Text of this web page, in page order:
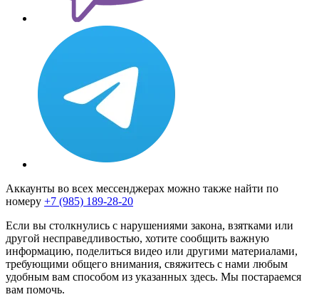
Аккаунты во всех мессенджерах можно также найти по
номеру +7 (985) 189-28-20
Если вы столкнулись с нарушениями закона, взятками или
другой несправедливостью, хотите сообщить важную
информацию, поделиться видео или другими материалами,
требующими общего внимания, свяжитесь с нами любым
удобным вам способом из указанных здесь. Мы постараемся
вам помочь.